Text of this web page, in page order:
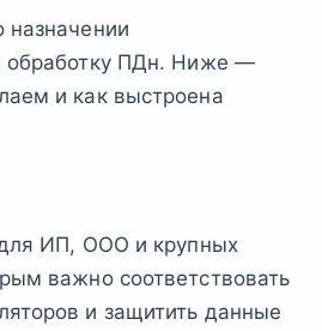
назначении
обработку ПДн. Ниже —
и как выстроена
для ИП, ООО и крупных
важно соответствовать
и защитить данные